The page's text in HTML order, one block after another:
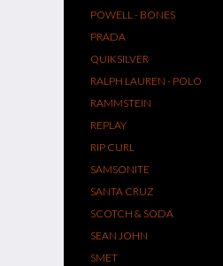
POWELL - BONES
PRADA
QUIKSILVER
RALPH LAUREN - POLO
RAMMSTEIN
REPLAY
RIP CURL
SAMSONITE
SANTA CRUZ
SCOTCH & SODA
SEAN JOHN
SMET